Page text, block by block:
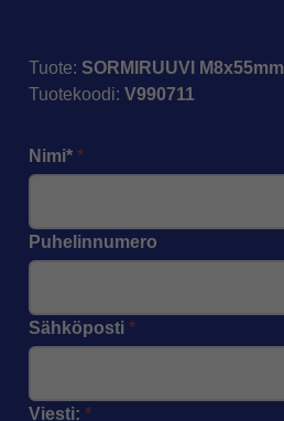
Tuote: SORMIRUUVI M8x55mm
Tuotekoodi: V990711
Nimi* *
Puhelinnumero
Sähköposti *
Viesti: *